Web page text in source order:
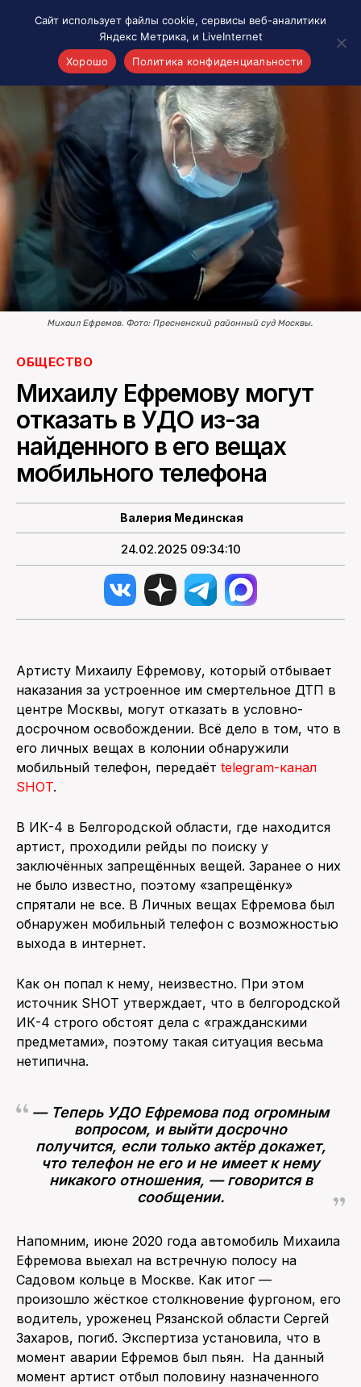
Акценты
Материалы о Рязани и области
Проекты 7 инфо
Здоровье
Интересное
Новости кино и ТВ
Новости России
Политика
Новости мира
Все материалы 7инфо
ПОИСК ПО САЙТУ
Михаил Ефремов. Фото: Пресненский районный суд Москвы.
ОБЩЕСТВО
Михаилу Ефремову могут
отказать в УДО из-за
найденного в его вещах
мобильного телефона
Валерия Мединская
24.02.2025 09:34:10
Артисту Михаилу Ефремову, который отбывает
наказания за устроенное им смертельное ДТП в
центре Москвы, могут отказать в условно-
досрочном освобождении. Всё дело в том, что в
его личных вещах в колонии обнаружили
мобильный телефон, передаёт telegram-канал
SHOT.
В ИК-4 в Белгородской области, где находится
артист, проходили рейды по поиску у
заключённых запрещённых вещей. Заранее о них
не было известно, поэтому «запрещёнку»
спрятали не все. В Личных вещах Ефремова был
обнаружен мобильный телефон с возможностью
выхода в интернет.
Как он попал к нему, неизвестно. При этом
источник SHOT утверждает, что в белгородской
ИК-4 строго обстоят дела с «гражданскими
предметами», поэтому такая ситуация весьма
нетипична.
— Теперь УДО Ефремова под огромным
вопросом, и выйти досрочно
получится, если только актёр докажет,
что телефон не его и не имеет к нему
никакого отношения, — говорится в
сообщении.
Напомним, июне 2020 года автомобиль Михаила
Ефремова выехал на встречную полосу на
Садовом кольце в Москве. Как итог —
произошло жёсткое столкновение фургоном, его
водитель, уроженец Рязанской области Сергей
Захаров, погиб. Экспертиза установила, что в
момент аварии Ефремов был пьян. На данный
момент артист отбыл половину назначенного
Сайт использует файлы cookie, сервисы веб-аналитики
Яндекс Метрика, и LiveInternet
Хорошо
Политика конфиденциальности